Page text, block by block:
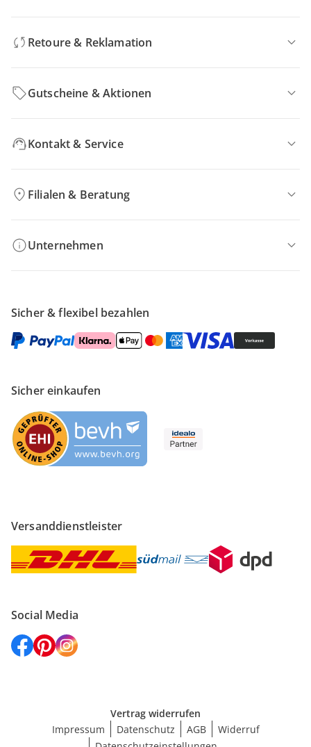
Retoure & Reklamation
Gutscheine & Aktionen
Kontakt & Service
Filialen & Beratung
Unternehmen
Sicher & flexibel bezahlen
Sicher einkaufen
Versanddienstleister
Social Media
Vertrag widerrufen
Impressum
Datenschutz AGB
Widerruf